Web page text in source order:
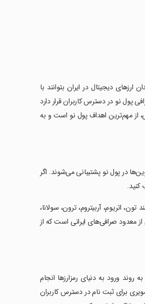
دیجیتال در ایران بتوانند با
پول نو در دسترس کاربران قرار دارد
از مهم‌ترین اهداف پول نو است و به
در پول نو پشتیبانی می‌شوند. اگر
کنید.
اتریوم، آربیتروم، ترون، سولانا،
نو یکی از معدود صرافی‌های ایرانی است که از
ورود به دنیای رمزارزها انجام
برای ثبت نام در دسترس کاربران